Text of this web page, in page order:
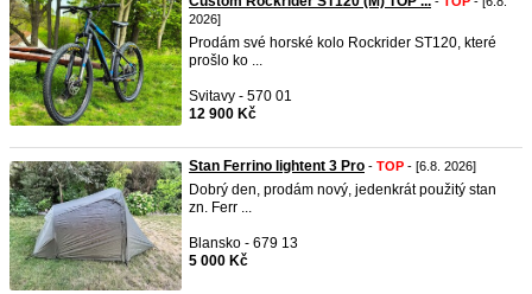
2026]
Prodám své horské kolo Rockrider ST120, které
prošlo ko ...
Svitavy - 570 01
12 900 Kč
Stan Ferrino lightent 3 Pro - TOP - [6.8. 2026]
Dobrý den, prodám nový, jedenkrát použitý stan
zn. Ferr ...
Blansko - 679 13
5 000 Kč